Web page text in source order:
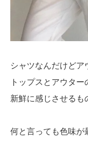
シャツなんだけどア
トップスとアウタ
新鮮に感じさせるも
何と言っても色味が